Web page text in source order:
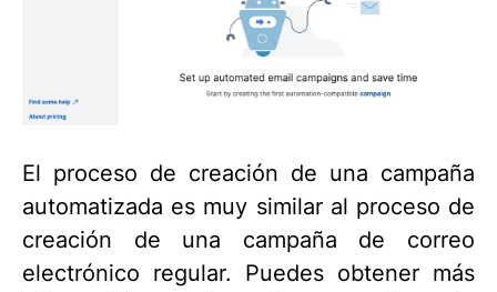
El proceso de creación de una campaña
automatizada es muy similar al proceso de
creación de una campaña de correo
electrónico regular. Puedes obtener más